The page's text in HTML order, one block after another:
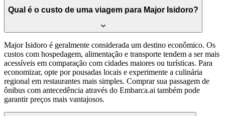
Qual é o custo de uma viagem para Major Isidoro?
Major Isidoro é geralmente considerada um destino econômico. Os
custos com hospedagem, alimentação e transporte tendem a ser mais
acessíveis em comparação com cidades maiores ou turísticas. Para
economizar, opte por pousadas locais e experimente a culinária
regional em restaurantes mais simples. Comprar sua passagem de
ônibus com antecedência através do Embarca.ai também pode
garantir preços mais vantajosos.